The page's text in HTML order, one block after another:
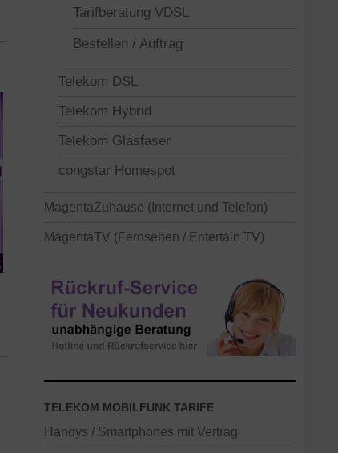
Tarifberatung VDSL
Bestellen / Auftrag
Telekom DSL
Telekom Hybrid
Telekom Glasfaser
congstar Homespot
MagentaZuhause (Internet und Telefon)
MagentaTV (Fernsehen / Entertain TV)
TELEKOM MOBILFUNK TARIFE
Handys / Smartphones mit Vertrag